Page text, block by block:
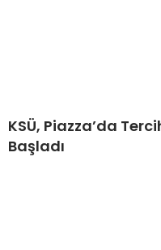
KSÜ, Piazza’da
Başladı